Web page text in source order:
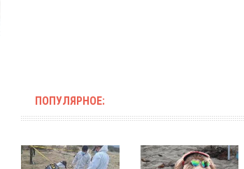
ПОПУЛЯРНОЕ: